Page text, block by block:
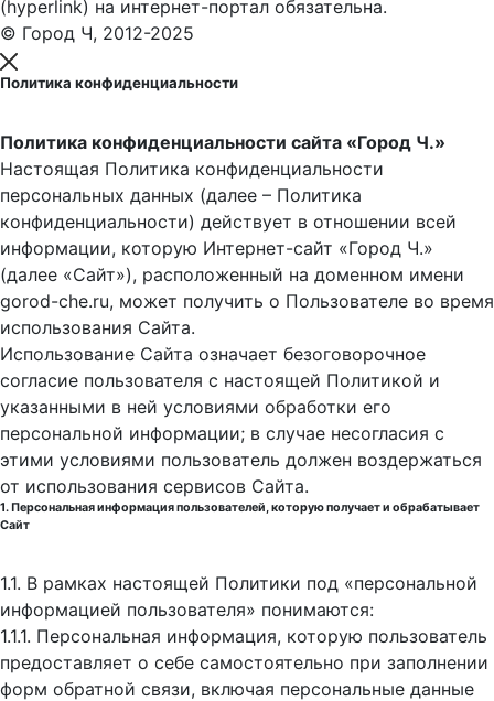
(hyperlink) на интернет-портал обязательна.
© Город Ч, 2012-2025
Политика конфиденциальности
Политика конфиденциальности сайта «Город Ч.»
Настоящая Политика конфиденциальности
персональных данных (далее – Политика
конфиденциальности) действует в отношении всей
информации, которую Интернет-сайт «Город Ч.»
(далее «Сайт»), расположенный на доменном имени
gorod-che.ru, может получить о Пользователе во время
использования Cайта.
Использование Сайта означает безоговорочное
согласие пользователя с настоящей Политикой и
указанными в ней условиями обработки его
персональной информации; в случае несогласия с
этими условиями пользователь должен воздержаться
от использования сервисов Сайта.
1. Персональная информация пользователей, которую получает и обрабатывает
Сайт
1.1. В рамках настоящей Политики под «персональной
информацией пользователя» понимаются:
1.1.1. Персональная информация, которую пользователь
предоставляет о себе самостоятельно при заполнении
форм обратной связи, включая персональные данные